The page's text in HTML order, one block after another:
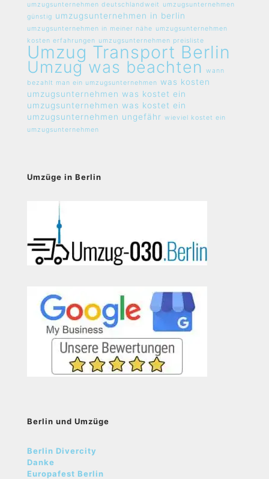
umzugsunternehmen deutschlandweit
umzugsunternehmen
günstig umzugsunternehmen in berlin
umzugsunternehmen in meiner nähe umzugsunternehmen
kosten erfahrungen umzugsunternehmen preisliste
Umzug Transport Berlin
Umzug was beachten
wann
bezahlt man ein umzugsunternehmen was kosten
umzugsunternehmen was kostet ein
umzugsunternehmen was kostet ein
umzugsunternehmen ungefähr wieviel kostet ein
umzugsunternehmen
Umzüge in Berlin
Berlin und Umzüge
Berlin Divercity
Danke
Europafest Berlin